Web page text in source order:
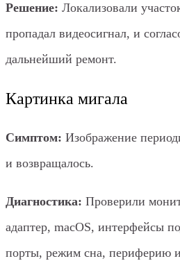
Решение: Локализовали
пропадал видеосигнал, и
дальнейший ремонт.
Картинка мигала
Симптом: Изображение
и возвращалось.
Диагностика: Проверили
адаптер, macOS, интерфейсы
порты, режим сна, периферию